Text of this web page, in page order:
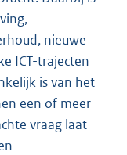
nieuwe
ICT-trajecten
is van het
een of meer
vraag laat